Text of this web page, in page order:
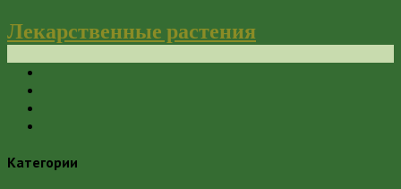
Лекарственные растения
Категории